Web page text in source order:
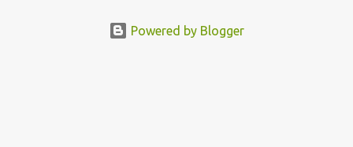
Powered by Blogger